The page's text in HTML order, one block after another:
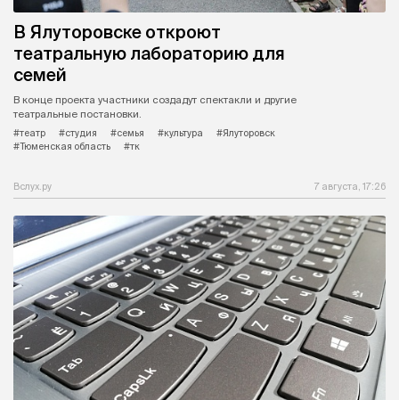
В Ялуторовске откроют
театральную лабораторию для
семей
В конце проекта участники создадут спектакли и другие
театральные постановки.
#театр
#студия #семья #культура
#Ялуторовск
#Тюменская область
#тк
Вслух.ру 7 августа, 17:26